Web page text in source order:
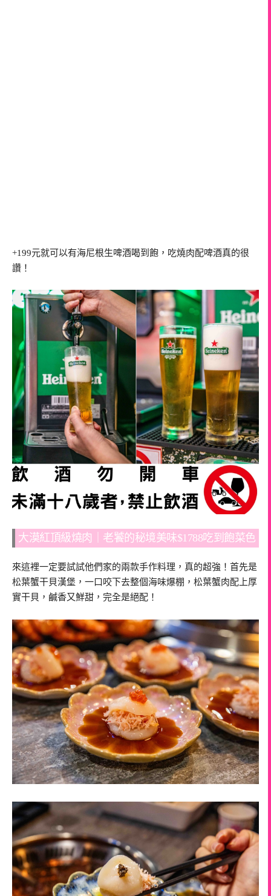
+199元就可以有海尼根生啤酒喝到飽，吃燒肉配啤酒真的很
讚！
大漠紅頂級燒肉｜老饕的秘境美味$1788吃到飽菜色
來這裡一定要試試他們家的兩款手作料理，真的超強！首先是
松葉蟹干貝漢堡，一口咬下去整個海味爆棚，松葉蟹肉配上厚
實干貝，鹹香又鮮甜，完全是絕配！